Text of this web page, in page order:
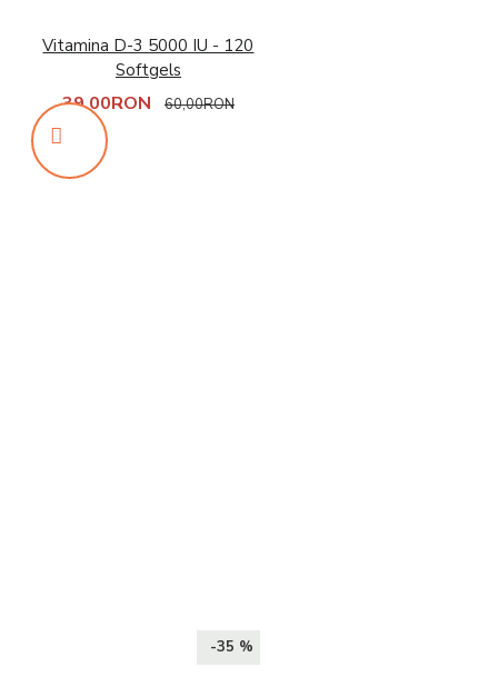
Vitamina D-3 5000 IU - 120
Softgels
39,00RON 60,00RON
-35 %